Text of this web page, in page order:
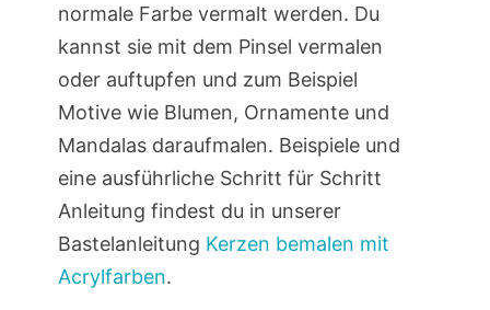
normale Farbe vermalt werden. Du
kannst sie mit dem Pinsel vermalen
oder auftupfen und zum Beispiel
Motive wie Blumen, Ornamente und
Mandalas daraufmalen. Beispiele und
eine ausführliche Schritt für Schritt
Anleitung findest du in unserer
Bastelanleitung Kerzen bemalen mit
Acrylfarben.